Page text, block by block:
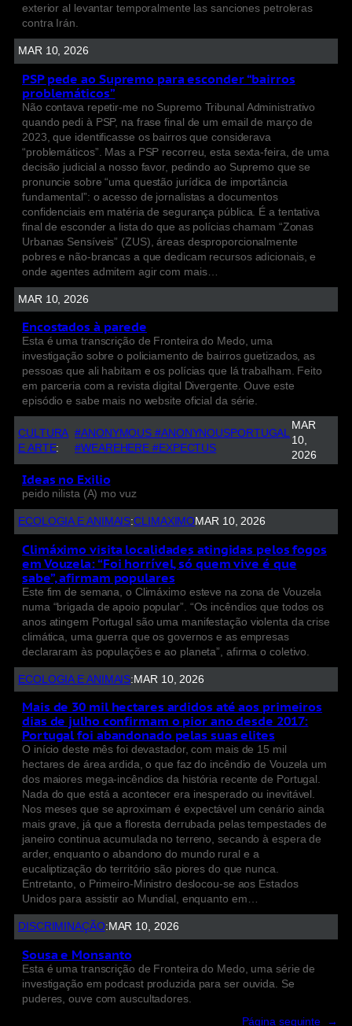
exterior al levantar temporalmente las sanciones petroleras
contra Irán.
MAR 10, 2026
PSP pede ao Supremo para esconder “bairros
problemáticos”
Não contava repetir-me no Supremo Tribunal Administrativo
quando pedi à PSP, na frase final de um email de março de
2023, que identificasse os bairros que considerava
“problemáticos”. Mas a PSP recorreu, esta sexta-feira, de uma
decisão judicial a nosso favor, pedindo ao Supremo que se
pronuncie sobre “uma questão jurídica de importância
fundamental”: o acesso de jornalistas a documentos
confidenciais em matéria de segurança pública. É a tentativa
final de esconder a lista do que as polícias chamam “Zonas
Urbanas Sensíveis” (ZUS), áreas desproporcionalmente
pobres e não-brancas a que dedicam recursos adicionais, e
onde agentes admitem agir com mais…
MAR 10, 2026
Encostados à parede
Esta é uma transcrição de Fronteira do Medo, uma
investigação sobre o policiamento de bairros guetizados, as
pessoas que ali habitam e os polícias que lá trabalham. Feito
em parceria com a revista digital Divergente. Ouve este
episódio e sabe mais no website oficial da série.
CULTURA
E ARTE:
#ANONYMOUS #ANONYNOUSPORTUGAL
#WEAREHERE #EXPECTUS
MAR
10,
2026
Ideas no Exilio
peido nilista (A) mo vuz
ECOLOGIA E ANIMAIS:CLIMAXIMOMAR 10, 2026
Climáximo visita localidades atingidas pelos fogos
em Vouzela: “Foi horrível, só quem vive é que
sabe”, afirmam populares
Este fim de semana, o Climáximo esteve na zona de Vouzela
numa “brigada de apoio popular”. “Os incêndios que todos os
anos atingem Portugal são uma manifestação violenta da crise
climática, uma guerra que os governos e as empresas
declararam às populações e ao planeta”, afirma o coletivo.
ECOLOGIA E ANIMAIS: MAR 10, 2026
Mais de 30 mil hectares ardidos até aos primeiros
dias de julho confirmam o pior ano desde 2017:
Portugal foi abandonado pelas suas elites
O início deste mês foi devastador, com mais de 15 mil
hectares de área ardida, o que faz do incêndio de Vouzela um
dos maiores mega-incêndios da história recente de Portugal.
Nada do que está a acontecer era inesperado ou inevitável.
Nos meses que se aproximam é expectável um cenário ainda
mais grave, já que a floresta derrubada pelas tempestades de
janeiro continua acumulada no terreno, secando à espera de
arder, enquanto o abandono do mundo rural e a
eucaliptização do território são piores do que nunca.
Entretanto, o Primeiro-Ministro deslocou-se aos Estados
Unidos para assistir ao Mundial, enquanto em…
DISCRIMINAÇÃO: MAR 10, 2026
Sousa e Monsanto
Esta é uma transcrição de Fronteira do Medo, uma série de
investigação em podcast produzida para ser ouvida. Se
puderes, ouve com auscultadores.
Página seguinte →